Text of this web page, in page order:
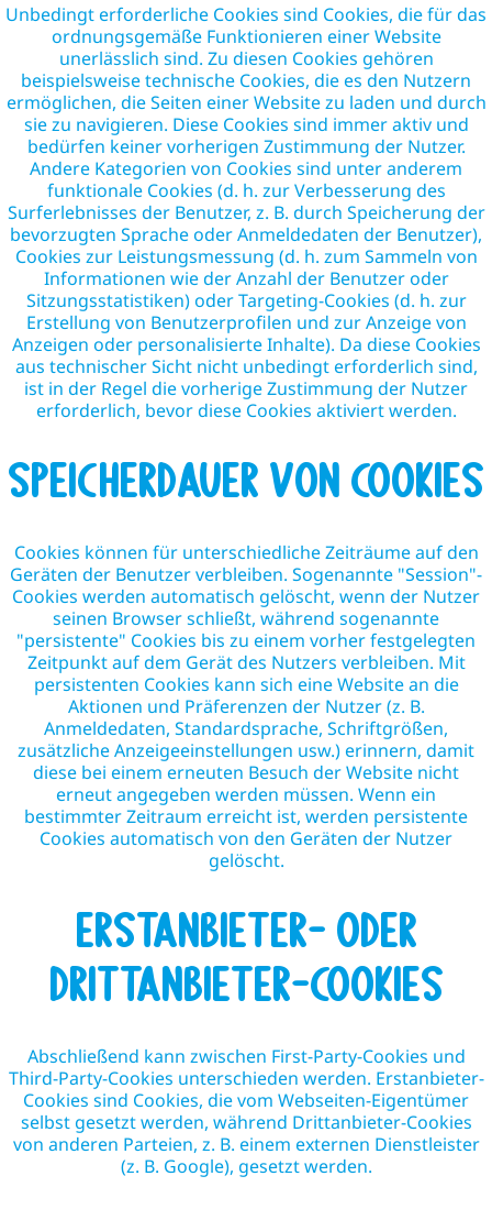
Unbedingt erforderliche Cookies sind Cookies, die für das
ordnungsgemäße Funktionieren einer Website
unerlässlich sind. Zu diesen Cookies gehören
beispielsweise technische Cookies, die es den Nutzern
ermöglichen, die Seiten einer Website zu laden und durch
sie zu navigieren. Diese Cookies sind immer aktiv und
bedürfen keiner vorherigen Zustimmung der Nutzer.
Andere Kategorien von Cookies sind unter anderem
funktionale Cookies (d. h. zur Verbesserung des
Surferlebnisses der Benutzer, z. B. durch Speicherung der
bevorzugten Sprache oder Anmeldedaten der Benutzer),
Cookies zur Leistungsmessung (d. h. zum Sammeln von
Informationen wie der Anzahl der Benutzer oder
Sitzungsstatistiken) oder Targeting-Cookies (d. h. zur
Erstellung von Benutzerprofilen und zur Anzeige von
Anzeigen oder personalisierte Inhalte). Da diese Cookies
aus technischer Sicht nicht unbedingt erforderlich sind,
ist in der Regel die vorherige Zustimmung der Nutzer
erforderlich, bevor diese Cookies aktiviert werden.
Speicherdauer von Cookies
Cookies können für unterschiedliche Zeiträume auf den
Geräten der Benutzer verbleiben. Sogenannte "Session"-
Cookies werden automatisch gelöscht, wenn der Nutzer
seinen Browser schließt, während sogenannte
"persistente" Cookies bis zu einem vorher festgelegten
Zeitpunkt auf dem Gerät des Nutzers verbleiben. Mit
persistenten Cookies kann sich eine Website an die
Aktionen und Präferenzen der Nutzer (z. B.
Anmeldedaten, Standardsprache, Schriftgrößen,
zusätzliche Anzeigeeinstellungen usw.) erinnern, damit
diese bei einem erneuten Besuch der Website nicht
erneut angegeben werden müssen. Wenn ein
bestimmter Zeitraum erreicht ist, werden persistente
Cookies automatisch von den Geräten der Nutzer
gelöscht.
Erstanbieter- oder
Drittanbieter-Cookies
Abschließend kann zwischen First-Party-Cookies und
Third-Party-Cookies unterschieden werden. Erstanbieter-
Cookies sind Cookies, die vom Webseiten-Eigentümer
selbst gesetzt werden, während Drittanbieter-Cookies
von anderen Parteien, z. B. einem externen Dienstleister
(z. B. Google), gesetzt werden.